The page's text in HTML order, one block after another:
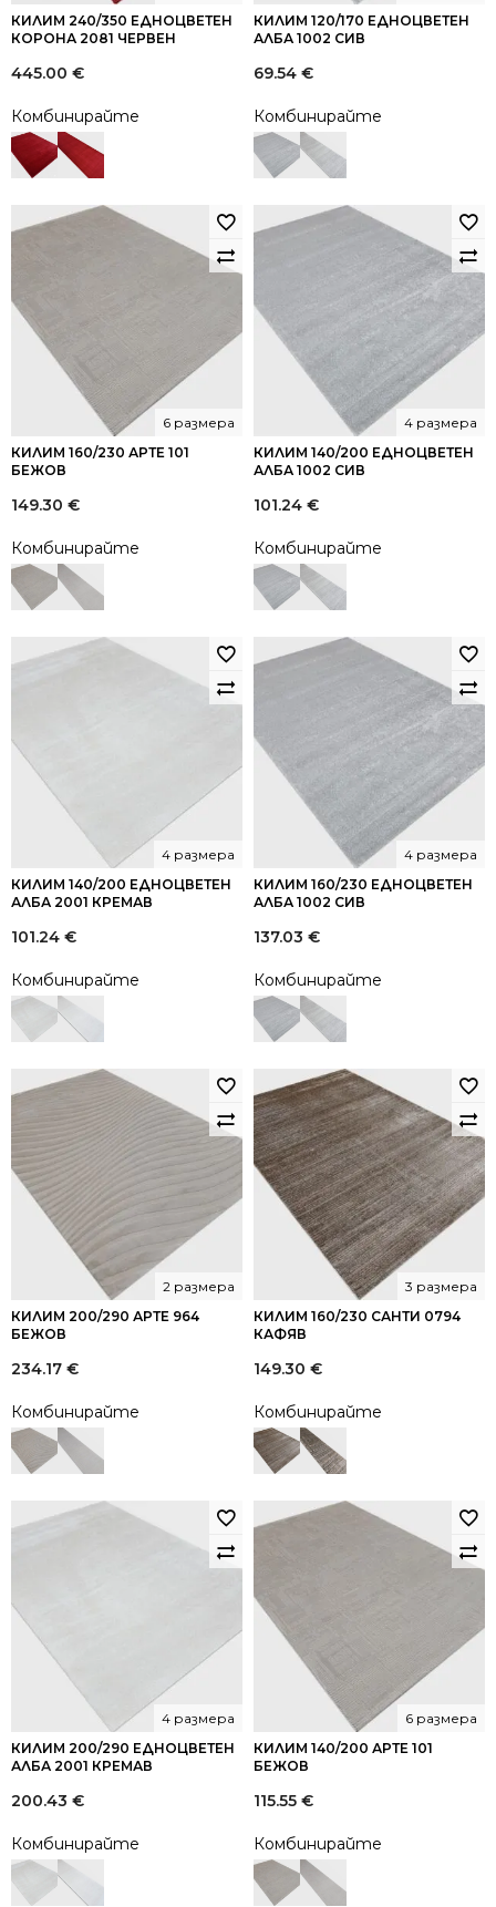
КИЛИМ 240/350 ЕДНОЦВЕТЕН
КОРОНА 2081 ЧЕРВЕН
445.00 €
Комбинирайте
КИЛИМ 120/170 ЕДНОЦВЕТЕН
АЛБА 1002 СИВ
69.54 €
Комбинирайте
КИЛИМ 160/230 АРТЕ 101
БЕЖОВ
6 размера
149.30 €
Комбинирайте
КИЛИМ 140/200 ЕДНОЦВЕТЕН
АЛБА 1002 СИВ
4 размера
101.24 €
Комбинирайте
КИЛИМ 140/200 ЕДНОЦВЕТЕН
АЛБА 2001 КРЕМАВ
4 размера
101.24 €
Комбинирайте
КИЛИМ 160/230 ЕДНОЦВЕТЕН
АЛБА 1002 СИВ
4 размера
137.03 €
Комбинирайте
КИЛИМ 200/290 АРТЕ 964
БЕЖОВ
2 размера
234.17 €
Комбинирайте
КИЛИМ 160/230 САНТИ 0794
КАФЯВ
3 размера
149.30 €
Комбинирайте
КИЛИМ 200/290 ЕДНОЦВЕТЕН
АЛБА 2001 КРЕМАВ
4 размера
200.43 €
Комбинирайте
КИЛИМ 140/200 АРТЕ 101
БЕЖОВ
6 размера
115.55 €
Комбинирайте